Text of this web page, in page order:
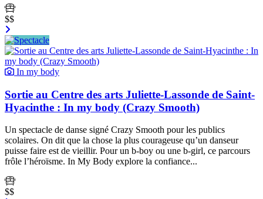
$$
In my body
Sortie au Centre des arts Juliette-Lassonde de Saint-
Hyacinthe : In my body (Crazy Smooth)
Un spectacle de danse signé Crazy Smooth pour les publics
scolaires. On dit que la chose la plus courageuse qu’un danseur
puisse faire est de vieillir. Pour un b-boy ou une b-girl, ce parcours
frôle l’héroïsme. In My Body explore la confiance...
$$